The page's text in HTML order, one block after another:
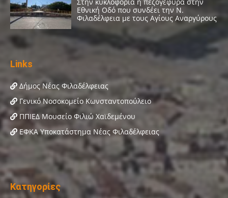
Links
Δήμος Νέας Φιλαδέλφειας
Γενικό Νοσοκομείο Κωνσταντοπούλειο
ΠΠΙΕΔ Μουσείο Φιλιώ Χαϊδεμένου
ΕΦΚΑ Υποκατάστημα Νέας Φιλαδέλφειας
Κατηγορίες